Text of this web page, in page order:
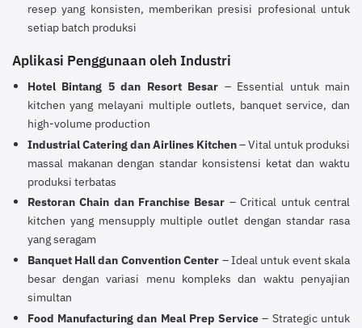
resep yang konsisten, memberikan presisi profesional untuk
setiap batch produksi
Aplikasi Penggunaan oleh Industri
Hotel Bintang 5 dan Resort Besar – Essential untuk main
kitchen yang melayani multiple outlets, banquet service, dan
high-volume production
Industrial Catering dan Airlines Kitchen– Vital untuk produksi
massal makanan dengan standar konsistensi ketat dan waktu
produksi terbatas
Restoran Chain dan Franchise Besar – Critical untuk central
kitchen yang mensupply multiple outlet dengan standar rasa
yang seragam
Banquet Hall dan Convention Center – Ideal untuk event skala
besar dengan variasi menu kompleks dan waktu penyajian
simultan
Food Manufacturing dan Meal Prep Service – Strategic untuk